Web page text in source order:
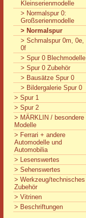
Kleinserienmodelle
> Normalspur 0:
Großserienmodelle
> Normalspur
> Schmalspur 0m, 0e,
0f
> Spur 0 Blechmodelle
> Spur 0 Zubehör
> Bausätze Spur 0
> Bildergalerie Spur 0
> Spur 1
> Spur 2
> MÄRKLIN / besondere
Modelle
> Ferrari + andere
Automodelle und
Automobilia
> Lesenswertes
> Sehenswertes
> Werkzeug/technisches
Zubehör
> Vitrinen
> Beschriftungen